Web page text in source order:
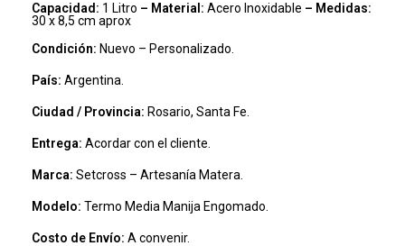
Capacidad: 1 Litro – Material: Acero Inoxidable – Medidas:
30 x 8,5 cm aprox
Condición: Nuevo – Personalizado.
País: Argentina.
Ciudad / Provincia: Rosario, Santa Fe.
Entrega: Acordar con el cliente.
Marca: Setcross – Artesanía Matera.
Modelo: Termo Media Manija Engomado.
Costo de Envío: A convenir.